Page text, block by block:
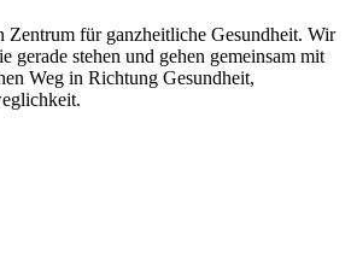
für ganzheitliche Gesundheit. Wir
gerade stehen und gehen gemeinsam mit
Weg in Richtung Gesundheit,